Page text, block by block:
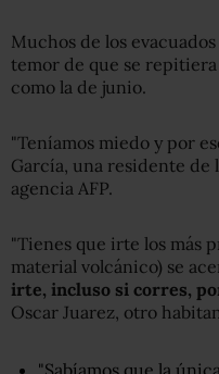
Muchos de los
temor de que se
como la de junio.
"Teníamos miedo y por
García, una residente de
agencia AFP.
"Tienes que irte los más
material volcánico) se
irte, incluso si corres,
Oscar Juarez, otro